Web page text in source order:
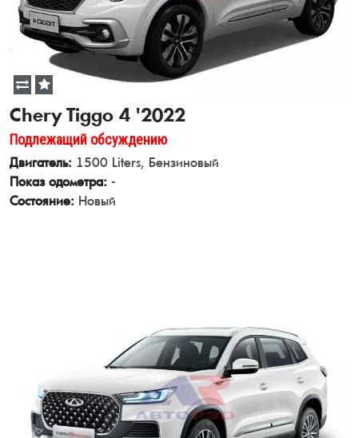
Chery Tiggo 4 '2022
Подлежащий обсуждению
Двигатель: 1500 Liters, Бензиновый
Показ одометра: -
Состояние: Новый